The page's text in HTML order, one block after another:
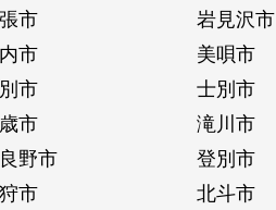
市 岩見沢市
市 美唄市
市 士別市
市 滝川市
野市 登別市
市 北斗市